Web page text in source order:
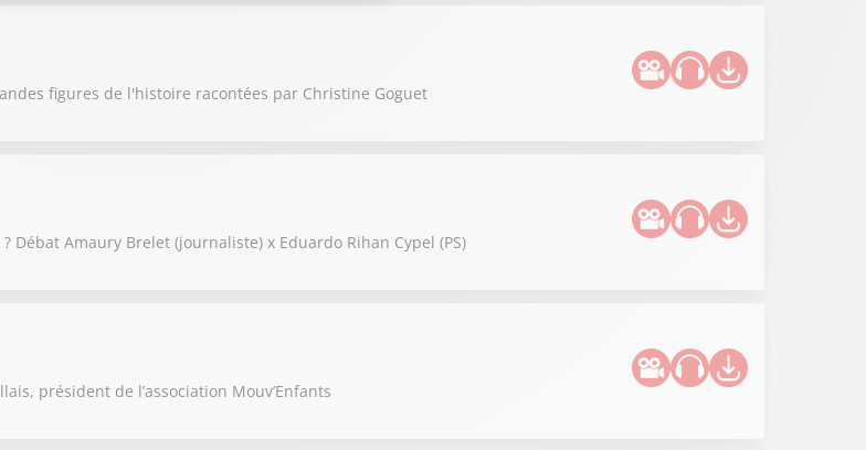
figures de l'histoire racontées par Christine Goguet
Amaury Brelet (journaliste) x Eduardo Rihan Cypel (PS)
président de l’association Mouv’Enfants